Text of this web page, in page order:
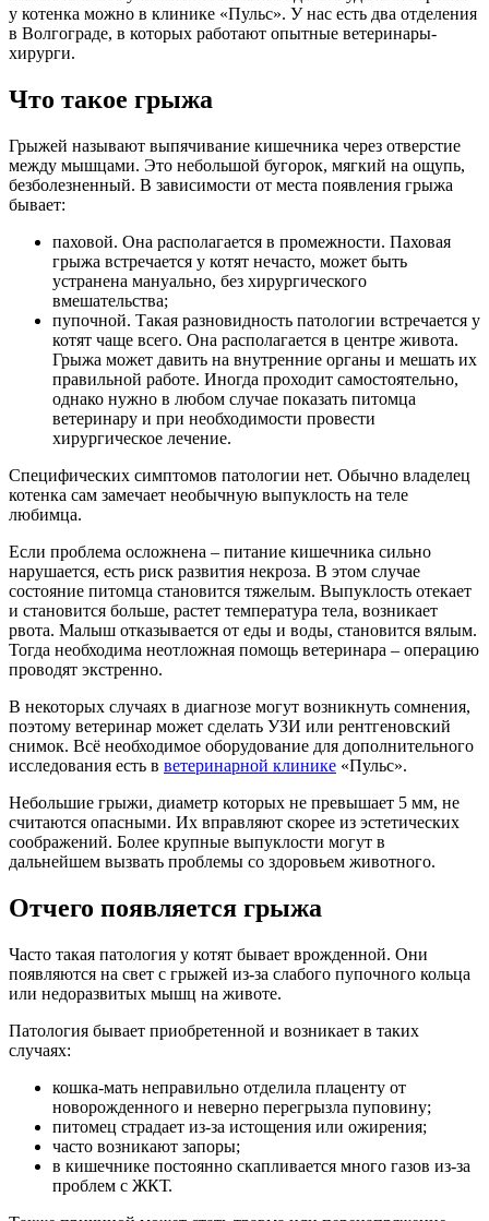
у котенка можно в клинике «Пульс». У нас есть два отделения
в Волгограде, в которых работают опытные ветеринары-
хирурги.
Что такое грыжа
Грыжей называют выпячивание кишечника через отверстие
между мышцами. Это небольшой бугорок, мягкий на ощупь,
безболезненный. В зависимости от места появления грыжа
бывает:
паховой. Она располагается в промежности. Паховая
грыжа встречается у котят нечасто, может быть
устранена мануально, без хирургического
вмешательства;
пупочной. Такая разновидность патологии встречается у
котят чаще всего. Она располагается в центре живота.
Грыжа может давить на внутренние органы и мешать их
правильной работе. Иногда проходит самостоятельно,
однако нужно в любом случае показать питомца
ветеринару и при необходимости провести
хирургическое лечение.
Специфических симптомов патологии нет. Обычно владелец
котенка сам замечает необычную выпуклость на теле
любимца.
Если проблема осложнена – питание кишечника сильно
нарушается, есть риск развития некроза. В этом случае
состояние питомца становится тяжелым. Выпуклость отекает
и становится больше, растет температура тела, возникает
рвота. Малыш отказывается от еды и воды, становится вялым.
Тогда необходима неотложная помощь ветеринара – операцию
проводят экстренно.
В некоторых случаях в диагнозе могут возникнуть сомнения,
поэтому ветеринар может сделать УЗИ или рентгеновский
снимок. Всё необходимое оборудование для дополнительного
исследования есть в ветеринарной клинике «Пульс».
Небольшие грыжи, диаметр которых не превышает 5 мм, не
считаются опасными. Их вправляют скорее из эстетических
соображений. Более крупные выпуклости могут в
дальнейшем вызвать проблемы со здоровьем животного.
Отчего появляется грыжа
Часто такая патология у котят бывает врожденной. Они
появляются на свет с грыжей из-за слабого пупочного кольца
или недоразвитых мышц на животе.
Патология бывает приобретенной и возникает в таких
случаях:
кошка-мать неправильно отделила плаценту от
новорожденного и неверно перегрызла пуповину;
питомец страдает из-за истощения или ожирения;
часто возникают запоры;
в кишечнике постоянно скапливается много газов из-за
проблем с ЖКТ.